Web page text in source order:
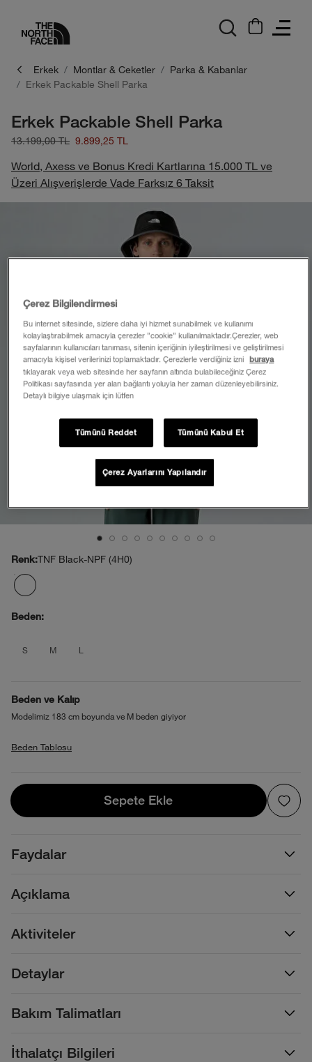
Erkek Montlar & Ceketler
Parka & Kabanlar
Erkek Packable Shell Parka
Erkek Packable Shell Parka
9.899,25 TL
13.199,00 TL
World, Axess ve Bonus Kredi Kartlarına 15.000 TL ve
Üzeri Alışverişlerde Vade Farksız 6 Taksit
Renk:TNF Black-NPF (4H0)
Beden:
S M L
Beden ve Kalıp
Modelimiz 183 cm boyunda ve M beden giyiyor
Beden Tablosu
Sepete Ekle
Sepete Ekle
Açıklama
Detaylar
Aktiviteler
Bakım Talimatları
Faydalar
İthalatçı Bilgileri
Çerez Bilgilendirmesi
Bu internet sitesinde, sizlere daha iyi hizmet sunabilmek ve kullanımı
kolaylaştırabilmek amacıyla çerezler ”cookie” kullanılmaktadır.Çerezler, web
sayfalarının kullanıcıları tanıması, sitenin içeriğinin iyileştirilmesi ve geliştirilmesi
amacıyla kişisel verilerinizi toplamaktadır. Çerezlerle verdiğiniz izni
buraya
tıklayarak veya web sitesinde her sayfanın altında bulabileceğiniz Çerez
Politikası sayfasında yer alan bağlantı yoluyla her zaman düzenleyebilirsiniz.
Detaylı bilgiye ulaşmak için lütfen
Tümünü Reddet Tümünü Kabul Et
Çerez Ayarlarını Yapılandır